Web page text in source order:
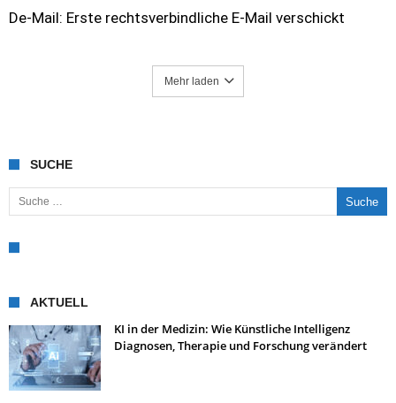
De-Mail: Erste rechtsverbindliche E-Mail verschickt
Mehr laden
SUCHE
Suche nach:
AKTUELL
KI in der Medizin: Wie Künstliche Intelligenz
Diagnosen, Therapie und Forschung verändert